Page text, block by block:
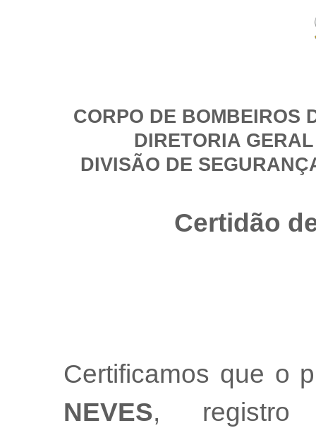
CORPO DE BOMBEIROS
DIRETORIA
DIVISÃO DE
Certidão
Certificamos que o
NEVES,